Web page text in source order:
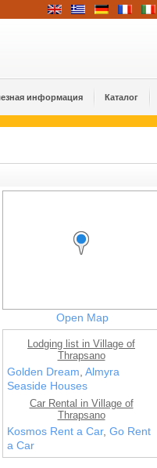
информация Каталог
Open Map
Lodging list in Village of
Thrapsano
Golden Dream, Almyra
Seaside Houses
Car Rental in Village of
Thrapsano
Kosmos Rent a Car, Go Rent
a Car